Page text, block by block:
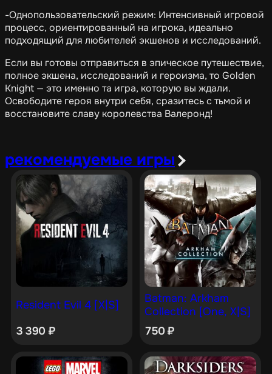
-Однопользовательский режим: Интенсивный игровой
процесс, ориентированный на игрока, идеально
подходящий для любителей экшенов и исследований.
Если вы готовы отправиться в эпическое путешествие,
полное экшена, исследований и героизма, то Golden
Knight — это именно та игра, которую вы ждали.
Освободите героя внутри себя, сразитесь с тьмой и
восстановите славу королевства Валеронд!
рекомендуемые игры
Resident Evil 4 [X|S]
3 390 ₽
Batman: Arkham
Collection [One, X|S]
750₽